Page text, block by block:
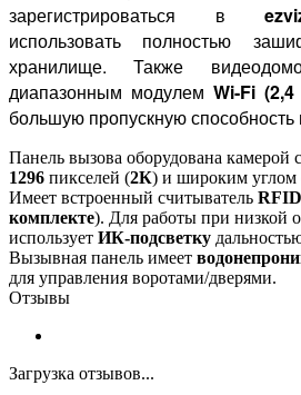
зарегистрироваться в
использовать полностью
хранилище. Также
диапазонным модулемWi-Fi
большую пропускную способность
Панель вызова оборудована камерой
1296 пикселей (2К) и широким углом
Имеет встроенный считыватель RFID
комплекте). Для работы при низкой
использует ИК-подсветку
Вызывная панель имеет
для управления воротами/дверями.
Отзывы
Загрузка отзывов...